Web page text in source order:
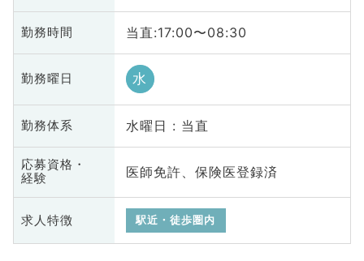
勤務時間 当直:17:00〜08:30
勤務曜日 水
勤務体系 水曜日 : 当直
応募資格・
経験
医師免許、保険医登録済
求人特徴 駅近・徒歩圏内